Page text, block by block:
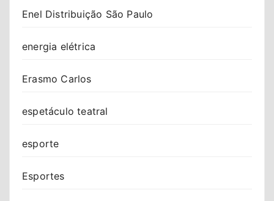
Enel Distribuição São Paulo
energia elétrica
Erasmo Carlos
espetáculo teatral
esporte
Esportes